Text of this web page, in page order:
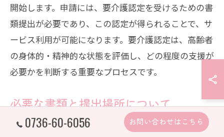
開始します。申請には、要介護認定を受けるための書
類提出が必要であり、この認定が得られることで、サ
ービス利用が可能になります。要介護認定は、高齢者
の身体的・精神的な状態を評価し、どの程度の支援が
必要かを判断する重要なプロセスです。
必要な書類と提出場所について
紀の川市における介護保険申請には、いくつかの必要
0736-60-6056 お問い合わせはこちら